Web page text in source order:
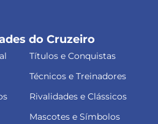
do Cruzeiro
Títulos e Conquistas
Técnicos e Treinadores
Rivalidades e Clássicos
Mascotes e Símbolos